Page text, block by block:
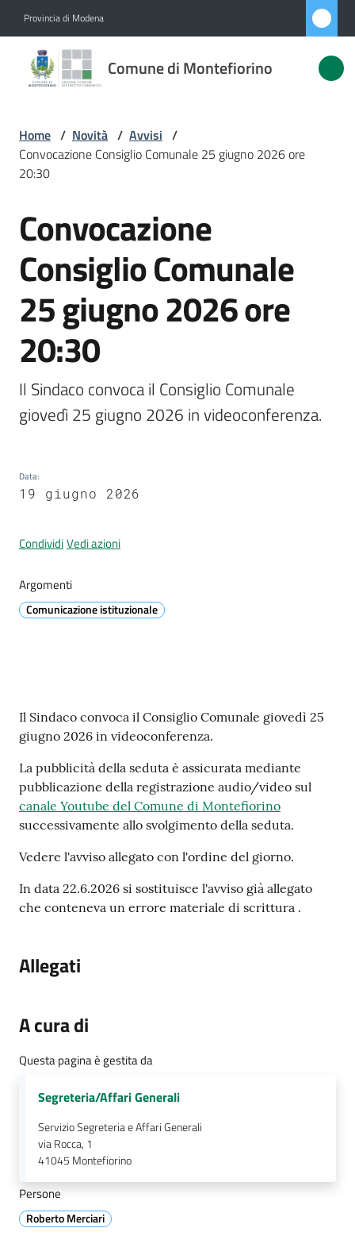
Provincia di Modena
Comune di Montefiorino
Comune di
Montefiorino
Amministrazione
Servizi
Vivere
Montefiorino
Tutti
gli
Seguici
Home / Novità / Avvisi /
Convocazione Consiglio Comunale 25 giugno 2026 ore
20:30
Salta al contenuto
Convocazione
Consiglio Comunale
25 giugno 2026 ore
20:30
Il Sindaco convoca il Consiglio Comunale
giovedì 25 giugno 2026 in videoconferenza.
Data:
19 giugno 2026
CondividiVedi azioni
Argomenti
Comunicazione istituzionale
Contenuto
Il Sindaco convoca il Consiglio Comunale giovedì 25
giugno 2026 in videoconferenza.
La pubblicità della seduta è assicurata mediante
pubblicazione della registrazione audio/video sul
canale Youtube del Comune di Montefiorino
successivamente allo svolgimento della seduta.
Vedere l'avviso allegato con l'ordine del giorno.
In data 22.6.2026 si sostituisce l'avviso già allegato
che conteneva un errore materiale di scrittura .
Allegati
A cura di
Questa pagina è gestita da
Segreteria/Affari Generali
Servizio Segreteria e Affari Generali
via Rocca, 1
41045 Montefiorino
Persone
Roberto Merciari